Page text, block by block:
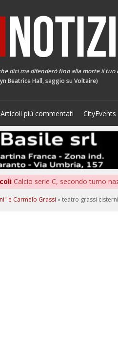
dici ma difenderò fino alla morte il tuo
Beatrice Hall, saggio su Voltaire)
Articoli più commentati CityEvents
Calcio serie C, secondo turno
e Carmelo Grassi »teatro grassi